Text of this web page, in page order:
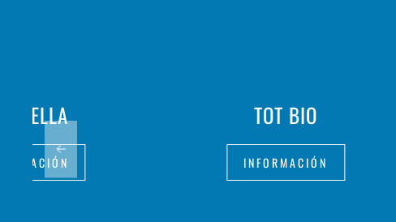
TOT BIO
INFORMACIÓN
PAELLA